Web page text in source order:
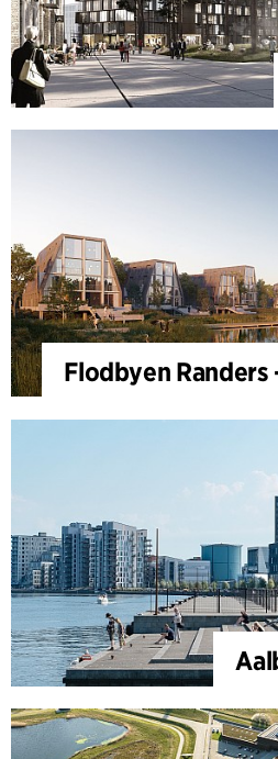
med Vaksala kirke som vartegn –
Gränved danner en 10 etagers
vartegn. Sammen bliver de et
det historiske Uppsala.
Flodbyen